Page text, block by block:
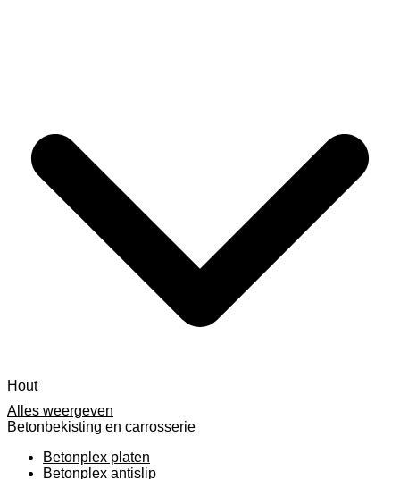
Alles weergeven
Betonbekisting en carrosserie
Betonplex platen
Betonplex antislip
Hout